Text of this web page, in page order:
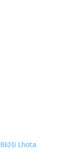
Lhota